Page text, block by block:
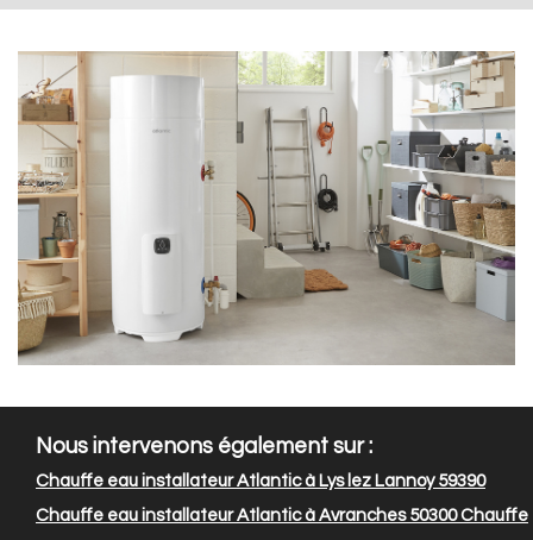
Nous intervenons également sur :
Chauffe eau installateur Atlantic à Lys lez Lannoy 59390
Chauffe eau installateur Atlantic à Avranches 50300Chauffe